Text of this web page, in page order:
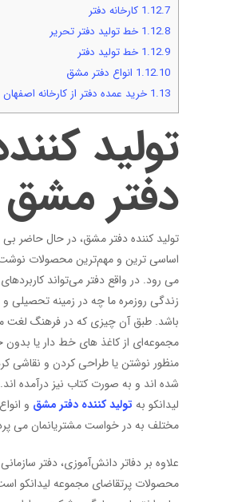
1.12.7 کارخانه دفتر
1.12.8 خط تولید دفتر تحریر
1.12.9 خط تولید دفتر
1.12.10 انواع دفتر مشق
1.13 خرید عمده دفتر از کارخانه اصفهان
تولید
دفتر مشق
تولید کننده دفتر مشق، در حال حاضر
اساسی ترین و مهم‌ترین محصولات
می رود. در واقع دفتر می‌تواند کاربردهای
زندگی روزمره ما چه در زمینه
باشد. طبق آن چیزی که در فرهنگ لغت ما
مجموعه‌ای از کاغذ های خط دار یا
منظور نوشتن یا طراحی کردن و نقاشی
شده اند و به صورت کتاب نیز درآمده
لیدانکو به تولید کننده دفتر مشق و
مختلف به در خواست مشتریانمان می
علاوه بر دفاتر دانش‌آموزی، دفتر
محصولات پرتقاضای مجموعه لیدانکو